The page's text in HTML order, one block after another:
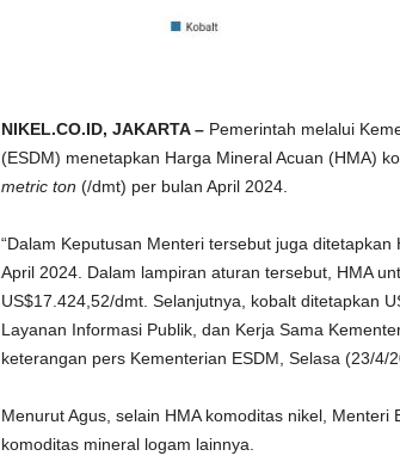
NIKEL.CO.ID, JAKARTA –Pemerintah melalui
(ESDM) menetapkan Harga Mineral Acuan (HMA)
metric ton (/dmt) per bulan April 2024.
“Dalam Keputusan Menteri tersebut juga
April 2024. Dalam lampiran aturan tersebut, HMA
US$17.424,52/dmt. Selanjutnya, kobalt ditetapkan
Layanan Informasi Publik, dan Kerja Sama
keterangan pers Kementerian ESDM, Selasa (23/4/
Menurut Agus, selain HMA komoditas nikel, Menteri
komoditas mineral logam lainnya.